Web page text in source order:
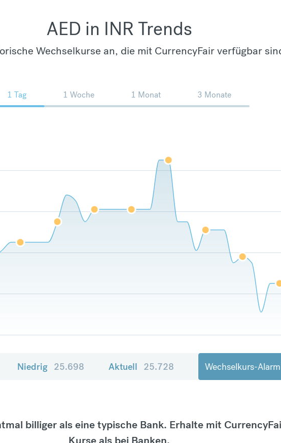
AED in INR Trends
Wechselkurse an, die mit CurrencyFair verfügbar
1 Tag 1 Woche 1 Monat 3 Monate
Niedrig 25.698 Aktuell 25.728 Wechselkurs-
billiger als eine typische Bank. Erhalte mit
Kurse als bei Banken.